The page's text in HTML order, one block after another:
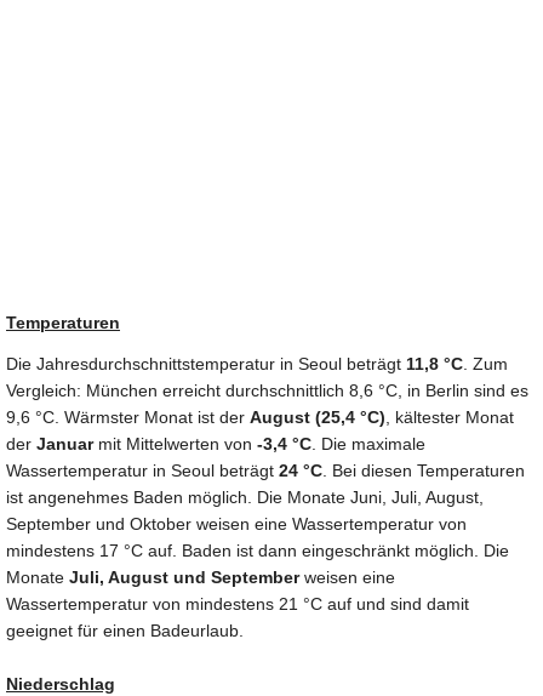
Temperaturen
Die Jahresdurchschnittstemperatur in Seoul beträgt 11,8 °C. Zum
Vergleich: München erreicht durchschnittlich 8,6 °C, in Berlin sind es
9,6 °C. Wärmster Monat ist der August (25,4 °C), kältester Monat
der Januarmit Mittelwerten von -3,4 °C. Die maximale
Wassertemperatur in Seoul beträgt 24 °C. Bei diesen Temperaturen
ist angenehmes Baden möglich. Die Monate Juni, Juli, August,
September und Oktober weisen eine Wassertemperatur von
mindestens 17 °C auf. Baden ist dann eingeschränkt möglich. Die
Monate Juli, August und Septemberweisen eine
Wassertemperatur von mindestens 21 °C auf und sind damit
geeignet für einen Badeurlaub.
Niederschlag